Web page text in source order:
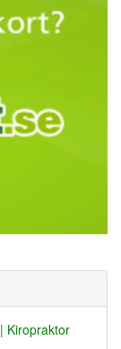
Kiropraktor